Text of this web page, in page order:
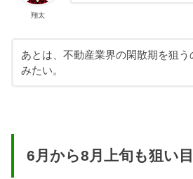
翔太
あとは、不動産業界の閑散期を狙う
みたい。
6月から8月上旬も狙い目